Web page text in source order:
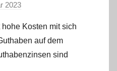
2023
n
a
d
Kosten mit sich
auf dem
sind